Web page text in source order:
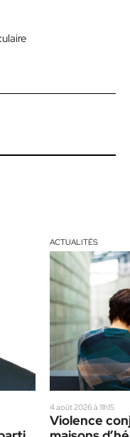
ACTUALITÉS
4 août 2026 à 11h15
Violence